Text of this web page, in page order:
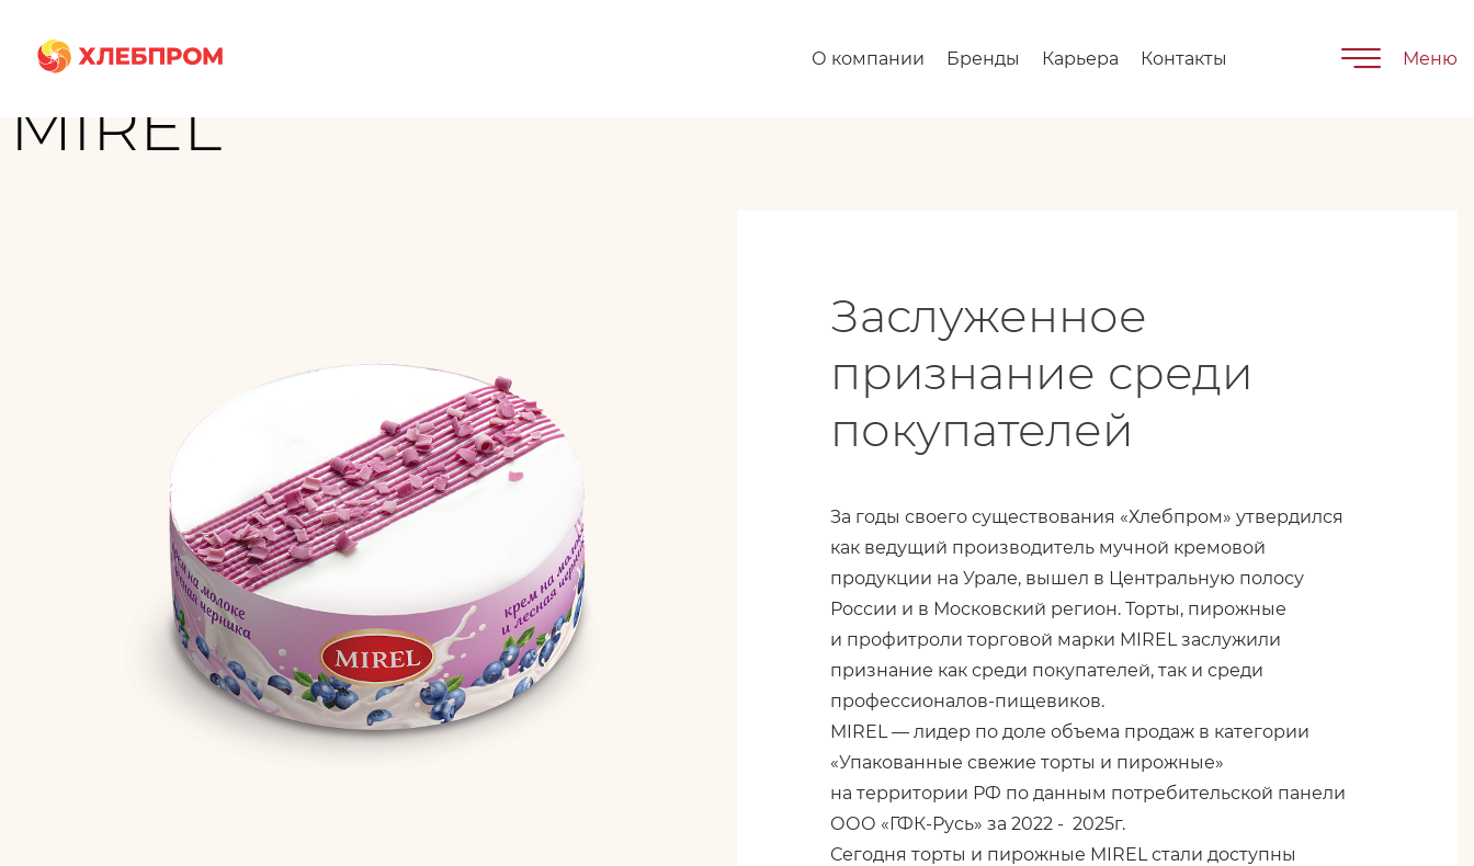
О компании Бренды Карьера Контакты Меню
MIREL
Заслуженное
признание среди
покупателей
За годы своего существования «Хлебпром» утвердился
как ведущий производитель мучной кремовой
продукции на Урале, вышел в Центральную полосу
России и в Московский регион. Торты, пирожные
и профитроли торговой марки MIREL заслужили
признание как среди покупателей, так и среди
профессионалов-пищевиков.
MIREL — лидер по доле объема продаж в категории
«Упакованные свежие торты и пирожные»
на территории РФ по данным потребительской панели
ООО «ГФК-Русь» за 2022 - 2025г.
Сегодня торты и пирожные MIREL стали доступны